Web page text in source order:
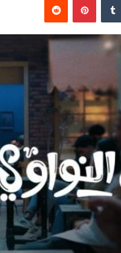
T
m
b
l
r
ي
ت
ي
ر
ي
س
ت
R
d
i
t